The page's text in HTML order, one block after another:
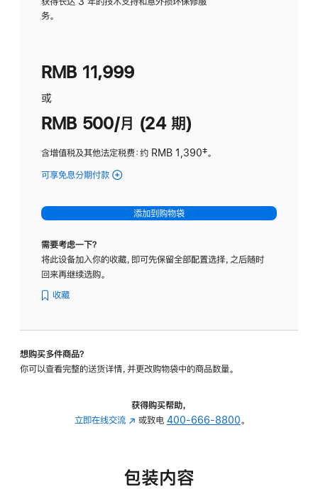
务。
RMB 11,999
或
RMB 500/月 (24 期)
含增值税及其他法定税费：约 RMB 1,390脚
‡。
可享免息分期付款 (Studio
-
标
璃
转
的
添加到购物袋
需要考虑一下？
将此设备加入你的收藏，即可先保留全部配置选择，之后随时
回来再继续选购。
收藏
想购买多件商品？
你可以查看完整的送货详情，并更改购物袋中的商品数量。
获得购买帮助，
立即在线交流 (在
中
或致电 400-666-8800。
包装内容